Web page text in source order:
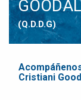
(Q.D.D.G)
Cristiani